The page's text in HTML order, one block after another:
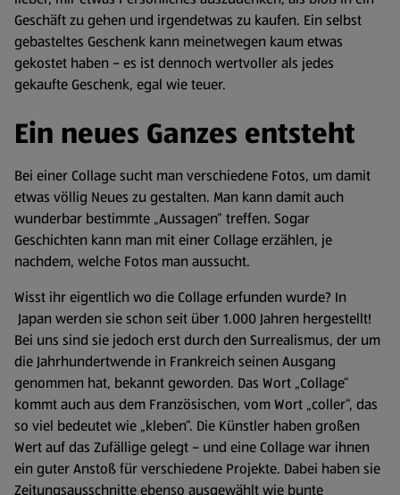
Geschäft zu gehen und irgendetwas zu kaufen. Ein selbst
gebasteltes Geschenk kann meinetwegen kaum etwas
gekostet haben – es ist dennoch wertvoller als jedes
gekaufte Geschenk, egal wie teuer.
Ein neues Ganzes entsteht
Bei einer Collage sucht man verschiedene Fotos, um damit
etwas völlig Neues zu gestalten. Man kann da­mit auch
wunderbar bestimmte „Aussagen“ treffen. Sogar
Geschichten kann man mit einer Collage erzäh­len, je
nachdem, welche Fotos man aussucht.
Wisst ihr eigentlich wo die Collage erfunden wurde? In
Japan werden sie schon seit über 1.000 Jahren hergestellt!
Bei uns sind sie jedoch erst durch den Surrealismus, der um
die Jahrhundertwende in Frankreich seinen Ausgang
genommen hat, bekannt geworden. Das Wort „Collage“
kommt auch aus dem Französischen, vom Wort „coller“, das
so viel bedeutet wie „kleben“. Die Künstler haben großen
Wert auf das Zufällige gelegt – und eine Collage war ihnen
ein guter Anstoß für verschiedene Projekte. Dabei haben sie
Zeitungsaus­schnitte ebenso ausgewählt wie bunte